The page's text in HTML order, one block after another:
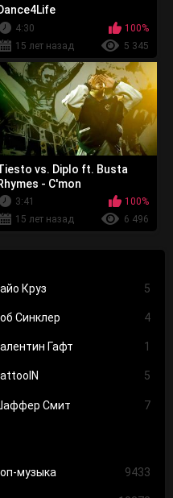
Круз 5
Синклер 4
Гафт 1
5
Смит 7
музыка 9433
4:30
100%
15 лет назад
5 345
vs. Diplo ft. Busta
- C'mon
3:41
100%
15 лет назад
6 496